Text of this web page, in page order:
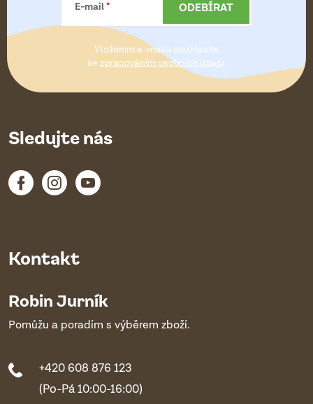
t
E-mail
Vložením e-mailu souhlasíte
se zpracováním osobních údajů.
ODEBÍRAT
Kontakt
Robin Jurník
Pomůžu a poradím s výběrem zboží.
+420 608 876 123
(Po-Pá 10:00-16:00)
Sledujte nás